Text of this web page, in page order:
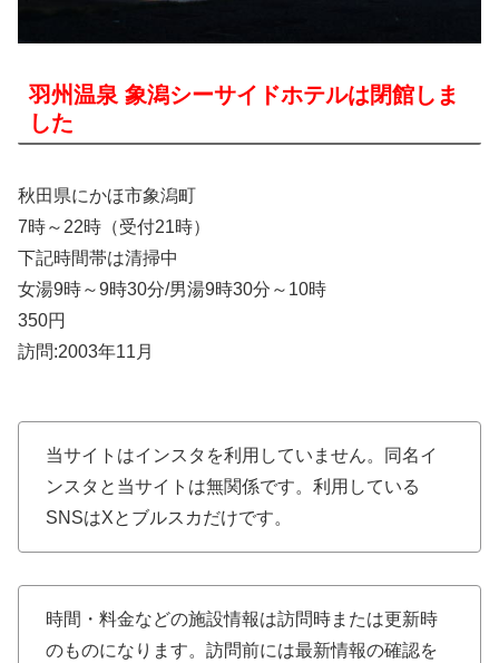
羽州温泉 象潟シーサイドホテルは閉館しま
した
秋田県にかほ市象潟町
7時～22時（受付21時）
下記時間帯は清掃中
女湯9時～9時30分/男湯9時30分～10時
350円
訪問:2003年11月
当サイトはインスタを利用していません。同名イ
ンスタと当サイトは無関係です。利用している
SNSはXとブルスカだけです。
時間・料金などの施設情報は訪問時または更新時
のものになります。訪問前には最新情報の確認を